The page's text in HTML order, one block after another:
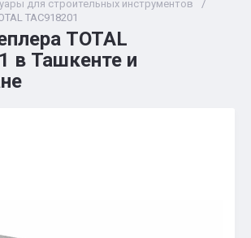
для строительных инструментов
/
TAC918201
TOTAL
в Ташкенте и